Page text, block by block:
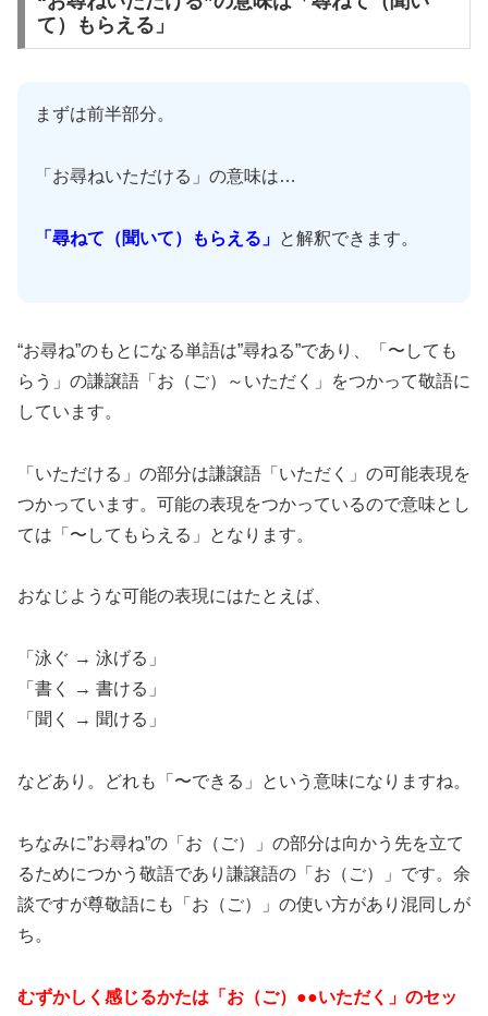
て）もらえる」
まずは前半部分。
「お尋ねいただける」の意味は…
「尋ねて（聞いて）もらえる」 と解釈できます。
“お尋ね”のもとになる単語は”尋ねる”であり、「〜しても
らう」の謙譲語「お（ご）～いただく」をつかって敬語に
しています。
「いただける」の部分は謙譲語「いただく」の可能表現を
つかっています。可能の表現をつかっているので意味とし
ては「〜してもらえる」となります。
おなじような可能の表現にはたとえば、
「泳ぐ → 泳げる」
「書く → 書ける」
「聞く → 聞ける」
などあり。どれも「〜できる」という意味になりますね。
ちなみに”お尋ね”の「お（ご）」の部分は向かう先を立て
るためにつかう敬語であり謙譲語の「お（ご）」です。余
談ですが尊敬語にも「お（ご）」の使い方があり混同しが
ち。
むずかしく感じるかたは「お（ご）●●いただく」のセッ